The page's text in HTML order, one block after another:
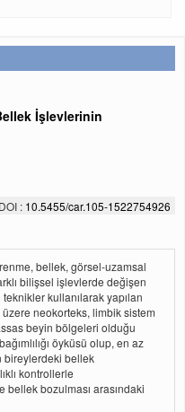
İşlevlerinin
DOI : 10.5455/car.105-1522754926
bellek, görsel-uzamsal
bilişsel işlevlerde değişen
kullanılarak yapılan
neokorteks, limbik sistem
beyin bölgeleri olduğu
öyküsü olup, en az
bireylerdeki bellek
kontrollerle
bellek bozulması arasındaki